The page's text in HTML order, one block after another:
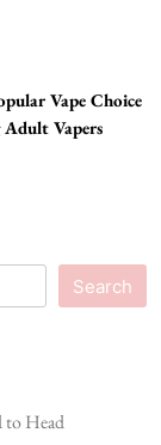
Vape Choice
Vapers
Search
to Head